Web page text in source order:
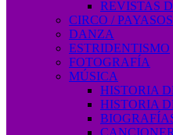
REVISTAS
CIRCO / PAYASOS
DANZA
ESTRIDENTISMO
FOTOGRAFÍA
MÚSICA
HISTORIA
HISTORIA